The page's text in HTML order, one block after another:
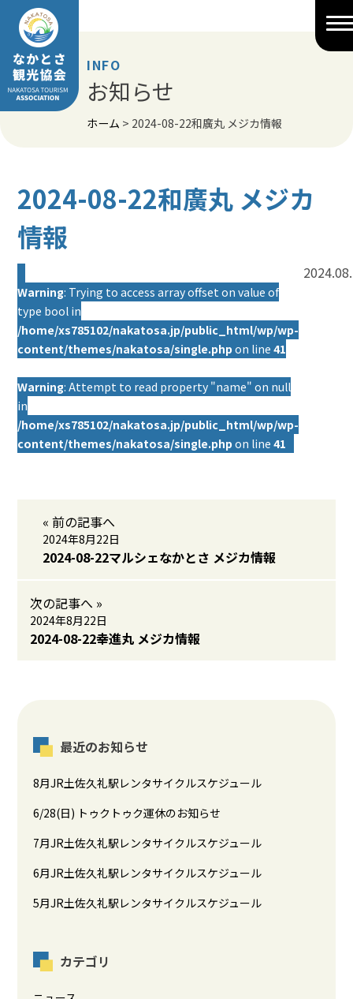
Skip
content
INFO
お知らせ
ホーム > 2024-08-22和廣丸 メジカ情報
2024-08-22和廣丸 メジカ
情報
Warning: Trying to access array offset on value of
type bool in
/home/xs785102/nakatosa.jp/public_html/wp/wp-
content/themes/nakatosa/single.php on line41
Warning: Attempt to read property "name" on null
in
/home/xs785102/nakatosa.jp/public_html/wp/wp-
content/themes/nakatosa/single.php on line41
« 前の記事へ
2024年8月22日
2024-08-22マルシェなかとさ メジカ情報
次の記事へ »
2024年8月22日
2024-08-22幸進丸 メジカ情報
最近のお知らせ
8月JR土佐久礼駅レンタサイクルスケジュール
6/28(日) トゥクトゥク運休のお知らせ
7月JR土佐久礼駅レンタサイクルスケジュール
6月JR土佐久礼駅レンタサイクルスケジュール
5月JR土佐久礼駅レンタサイクルスケジュール
カテゴリ